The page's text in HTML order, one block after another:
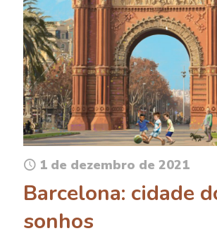
1 de dezembro de 2021
Barcelona: cidade
sonhos